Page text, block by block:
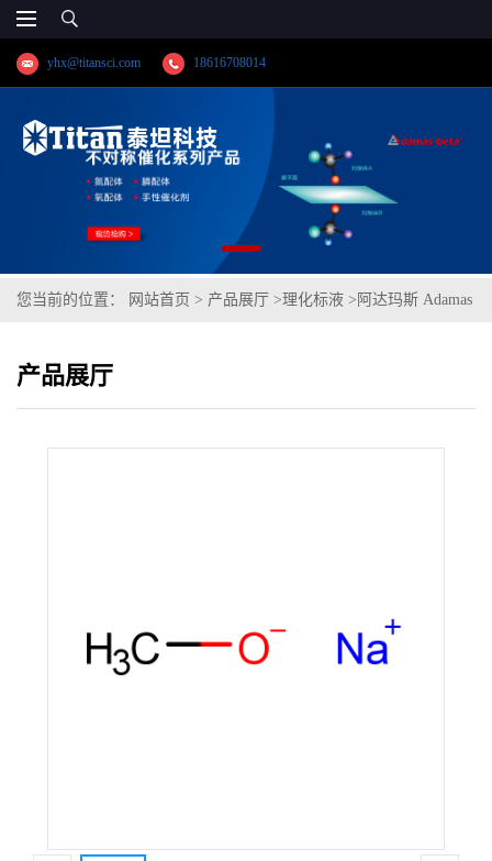
yhx@titansci.com 18616708014
您当前的位置： 网站首页 > 产品展厅 >理化标液 > 阿达玛斯 Adamas
500mL,≥98%
产品展厅